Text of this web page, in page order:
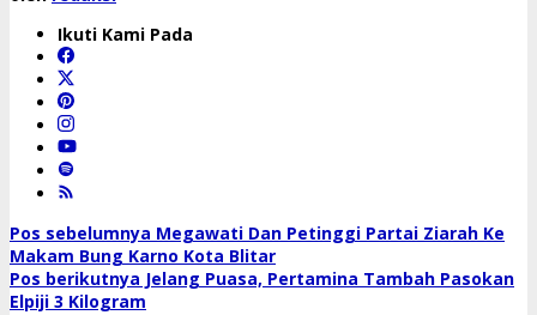
Ikuti Kami Pada
Navigasi
pos
Pos sebelumnya Megawati Dan Petinggi Partai Ziarah Ke
Makam Bung Karno Kota Blitar
Pos berikutnya Jelang Puasa, Pertamina Tambah Pasokan
Elpiji 3 Kilogram